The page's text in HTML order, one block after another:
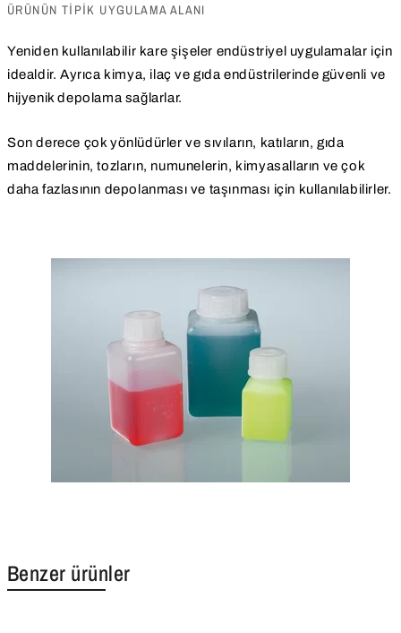
ÜRÜNÜN TIPIK UYGULAMA ALANI
Yeniden kullanılabilir kare şişeler endüstriyel uygulamalar için
idealdir. Ayrıca kimya, ilaç ve gıda endüstrilerinde güvenli ve
hijyenik depolama sağlarlar.
Son derece çok yönlüdürler ve sıvıların, katıların, gıda
maddelerinin, tozların, numunelerin, kimyasalların ve çok
daha fazlasının depolanması ve taşınması için kullanılabilirler.
Benzer ürünler